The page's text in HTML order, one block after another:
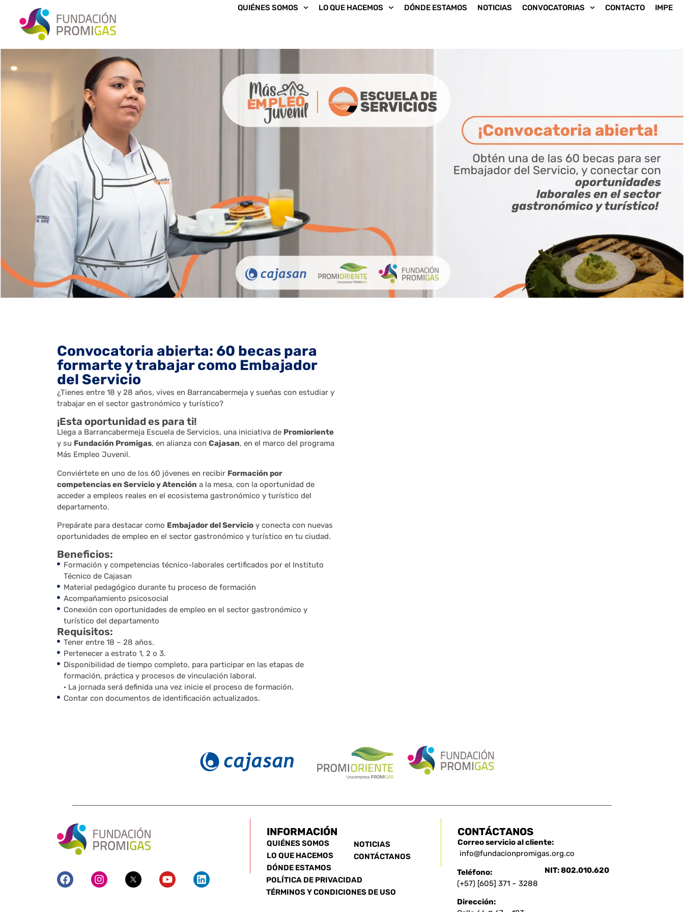
QUIÉNES SOMOS LO QUE HACEMOS DÓNDE ESTAMOS NOTICIAS CONVOCATORIAS CONTACTO IMPE
Convocatoria abierta: 60 becas para
formarte y trabajar como Embajador
del Servicio
¿Tienes entre 18 y 28 años, vives en Barrancabermeja y sueñas con estudiar y
trabajar en el sector gastronómico y turístico?
¡Esta oportunidad es para ti!
Llega a Barrancabermeja Escuela de Servicios, una iniciativa de Promioriente
y su Fundación Promigas, en alianza con Cajasan, en el marco del programa
Más Empleo Juvenil.
Conviértete en uno de los 60 jóvenes en recibir Formación por
competencias en Servicio y Atención a la mesa, con la oportunidad de
acceder a empleos reales en el ecosistema gastronómico y turístico del
departamento.
Prepárate para destacar como Embajador del Servicio y conecta con nuevas
oportunidades de empleo en el sector gastronómico y turístico en tu ciudad.
Beneficios:
Formación y competencias técnico-laborales certificados por el Instituto
Técnico de Cajasan
Material pedagógico durante tu proceso de formación
Acompañamiento psicosocial
Conexión con oportunidades de empleo en el sector gastronómico y
turístico del departamento
Requisitos:
Tener entre 18 – 28 años.
Pertenecer a estrato 1, 2 o 3.
Disponibilidad de tiempo completo, para participar en las etapas de
formación, práctica y procesos de vinculación laboral.
· La jornada será definida una vez inicie el proceso de formación.
Contar con documentos de identificación actualizados.
INFORMACIÓN
QUIÉNES SOMOS
LO QUE HACEMOS
DÓNDE ESTAMOS
NOTICIAS
CONTÁCTANOS
POLÍTICA DE PRIVACIDAD
TÉRMINOS Y CONDICIONES DE USO
CONTÁCTANOS
Correo servicio al cliente:
info@fundacionpromigas.org.co
Teléfono:
(+57) [605] 371 – 3288
Dirección:
NIT: 802.010.620